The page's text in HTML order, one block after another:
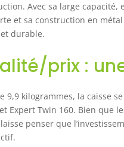
Avec sa large
et sa construction en
durable.
prix :
9,9 kilogrammes, la caisse
Expert Twin 160. Bien que
penser que